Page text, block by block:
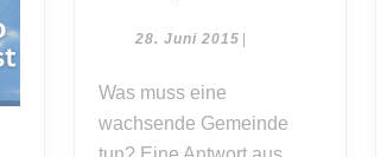
Apostolisches
(Apostelgeschichte
Teil
28. Juni 2015 28.
|
Was muss eine
wachsende Gemeinde